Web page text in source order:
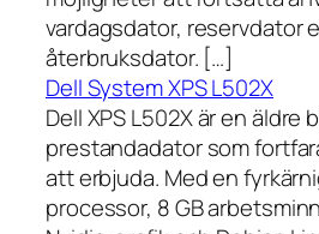
vardagsdator, reservdator
återbruksdator. […]
Dell System XPS L502X
Dell XPS L502X är en äldre
prestandadator som
att erbjuda. Med en
processor, 8 GB